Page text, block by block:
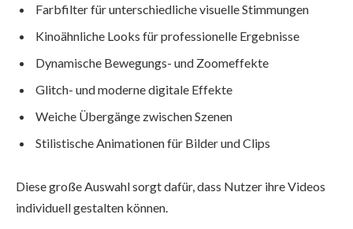
Farbfilter für unterschiedliche visuelle Stimmungen
Kinoähnliche Looks für professionelle Ergebnisse
Dynamische Bewegungs- und Zoomeffekte
Glitch- und moderne digitale Effekte
Weiche Übergänge zwischen Szenen
Stilistische Animationen für Bilder und Clips
Diese große Auswahl sorgt dafür, dass Nutzer ihre Videos
individuell gestalten können.